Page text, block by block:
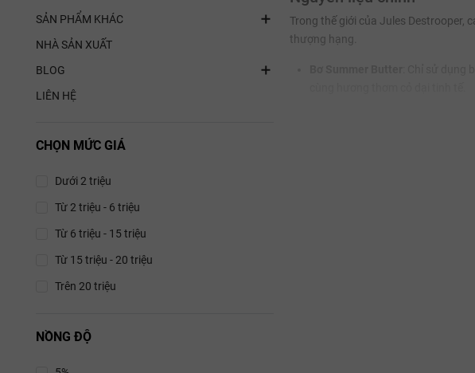
Mã giảm giá:
SẢN PHẨM KHÁC
NHÀ SẢN XUẤT
BLOG
LIÊN HỆ
CHỌN MỨC GIÁ
Dưới 2 triệu
Từ 2 triệu - 6 triệu
Từ 6 triệu - 15 triệu
Từ 15 triệu - 20 triệu
Trên 20 triệu
NỒNG ĐỘ
Trong thế giới của Jules Destrooper,
thượng hạng.
: Giống lúa mì